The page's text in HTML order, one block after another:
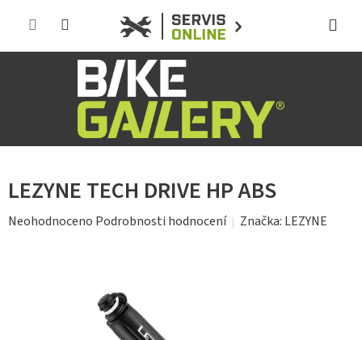
LEZYNE TECH DRIVE HP ABS
Průměrné
Neohodnoceno Podrobnosti hodnocení Značka: LEZYNE